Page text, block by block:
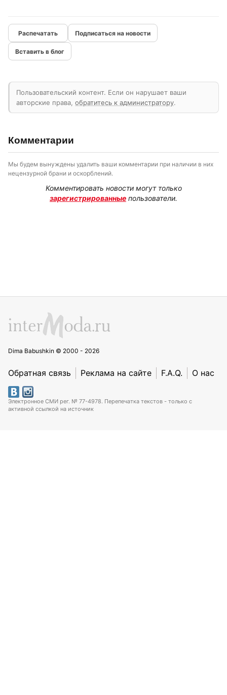
Подписаться на новости
Вставить в блог
Пользовательский контент. Если он нарушает ваши
авторские права, обратитесь к администратору.
Комментарии
Мы будем вынуждены удалить ваши комментарии при наличии в них
нецензурной брани и оскорблений.
Комментировать новости могут только
зарегистрированные пользователи.
Dima Babushkin © 2000 - 2026
Обратная связь Реклама на сайте F.A.Q. О нас
Электронное СМИ рег. № 77-4978. Перепечатка текстов - только с
активной ссылкой на источник